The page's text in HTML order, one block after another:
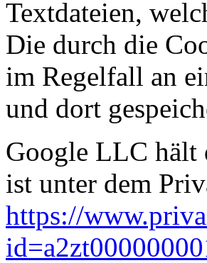
Textdateien,
Die durch die
im Regelfall an
und dort
Google LLC hält
ist unter dem
https://